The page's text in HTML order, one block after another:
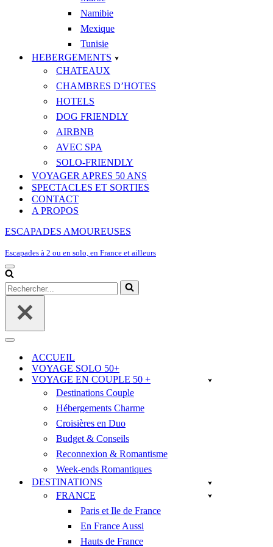
Namibie
Mexique
Tunisie
HEBERGEMENTS
CHATEAUX
CHAMBRES D’HOTES
HOTELS
DOG FRIENDLY
AIRBNB
AVEC SPA
SOLO-FRIENDLY
VOYAGER APRES 50 ANS
SPECTACLES ET SORTIES
CONTACT
A PROPOS
ESCAPADES AMOUREUSES
Escapades à 2 ou en solo, en France et ailleurs
Menu
de
navigation
Rechercher...
Menu
navigationACCUEIL
VOYAGE SOLO 50+
VOYAGE EN COUPLE 50 +
Destinations Couple
Hébergements Charme
Croisières en Duo
Budget & Conseils
Reconnexion & Romantisme
Week-ends Romantiques
DESTINATIONS
FRANCE
Paris et Ile de France
En France Aussi
Hauts de France